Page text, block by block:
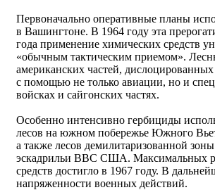
Первоначально оперативные планы
в Вашингтоне. В 1964 году эта
года применение химических средств
«обычным тактическим приемом».
американских частей,
с помощью не только авиации, но и
войсках и сайгонских частях.
Особенно интенсивно гербициды
лесов на южном побережье Южного
а также лесов демилитаризованной
эскадрильи ВВС США. Максимальных
средств достигло в 1967 году. В
напряженности военных действий.